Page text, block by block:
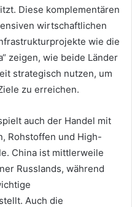
Diese komplementären
wirtschaftlichen
wie die
zeigen, wie beide Länder
strategisch nutzen, um
zu erreichen.
auch der Handel mit
Rohstoffen und High-
China ist mittlerweile
Russlands, während
Auch die